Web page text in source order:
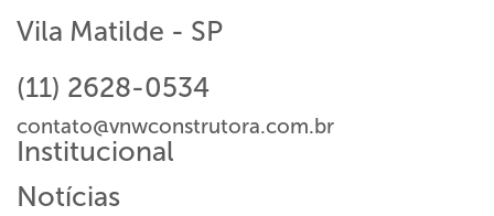
Vila Matilde - SP
(11) 2628-0534
contato@vnwconstrutora.com.br
Institucional
Notícias